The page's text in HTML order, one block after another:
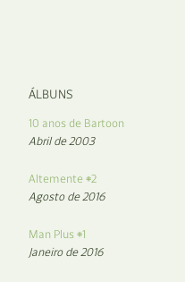
ÁLBUNS
10 anos de Bartoon
Abril de 2003
Altemente #2
Agosto de 2016
Man Plus #1
Janeiro de 2016